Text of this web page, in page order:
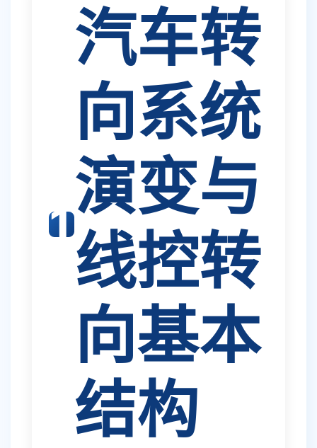
①
汽车转
向系统
演变与
线控转
向基本
结构